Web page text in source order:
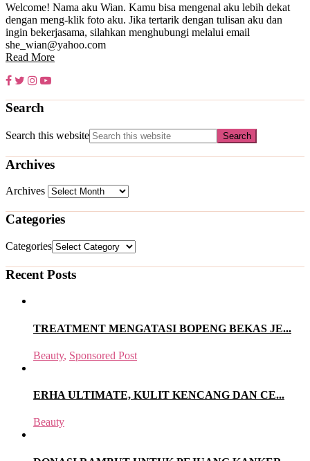
Welcome! Nama aku Wian. Kamu bisa mengenal aku lebih dekat
dengan meng-klik foto aku. Jika tertarik dengan tulisan aku dan
ingin bekerjasama, silahkan menghubungi melalui email
she_wian@yahoo.com
Read More
Search
Search this website
Archives
Archives
Categories
Categories
Recent Posts
TREATMENT MENGATASI BOPENG BEKAS JE...
Beauty, Sponsored Post
ERHA ULTIMATE, KULIT KENCANG DAN CE...
Beauty